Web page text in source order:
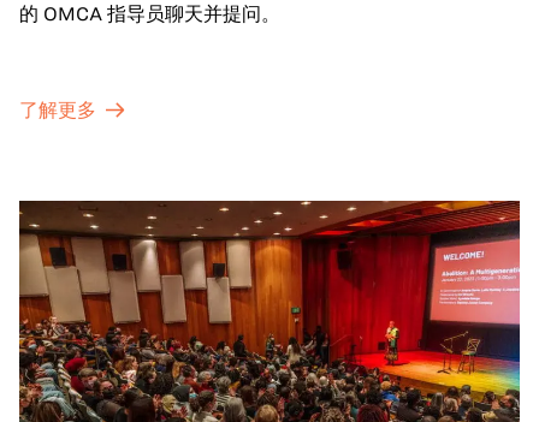
的 OMCA 指导员聊天并提问。
了解更多